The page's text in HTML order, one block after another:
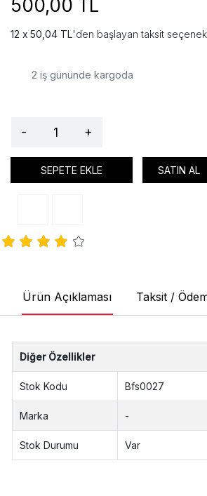
500,00 TL
50,04 TL'den başlayan taksit
2 iş gününde kargoda
- +
SEPETE EKLE SATIN AL
Ürün Açıklaması Taksit /
Diğer Özellikler
Stok Kodu Bfs0027
Marka -
Stok Durumu Var